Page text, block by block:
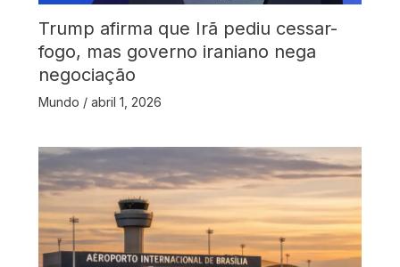
Trump afirma que Irã pediu cessar-
fogo, mas governo iraniano nega
negociação
Mundo / abril 1, 2026